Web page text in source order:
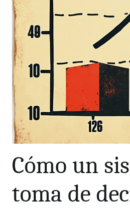
Cómo un
toma de